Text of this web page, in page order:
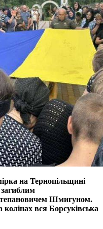
на Тернопільщині
Шмигуном.
колінах вся Борсуківська